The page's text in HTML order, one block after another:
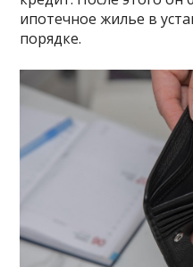
ипотечное жилье в
порядке.